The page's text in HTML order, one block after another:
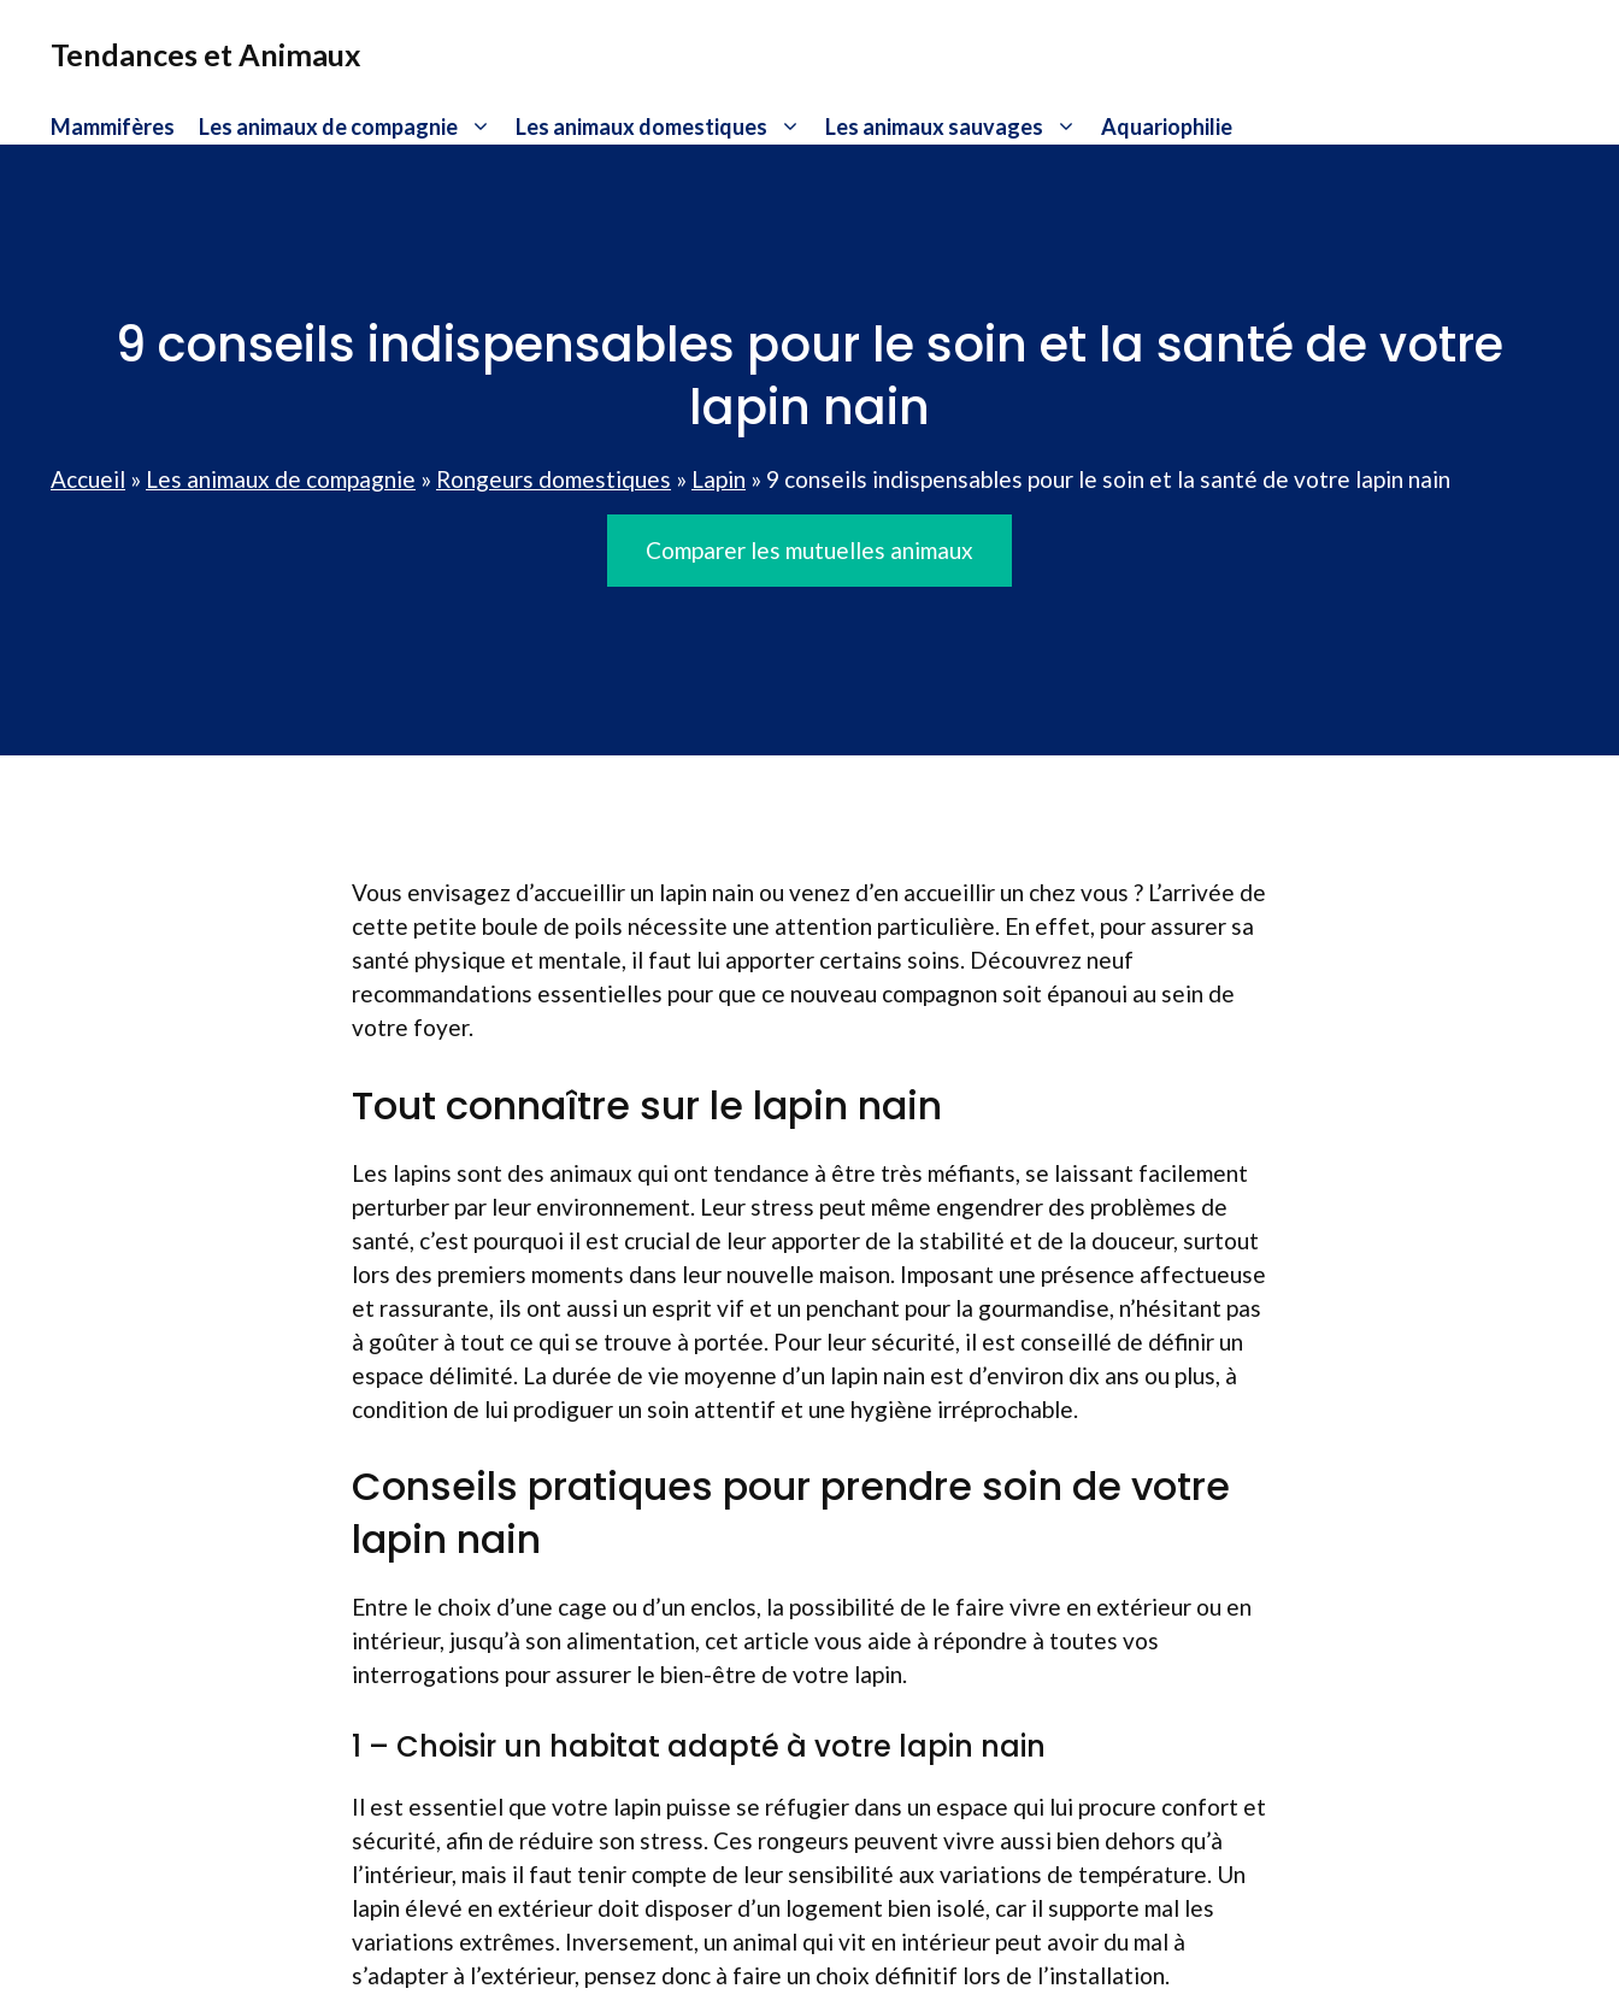
Tendances et Animaux
Mammifères Les animaux de compagnie Les animaux domestiques Les animaux sauvages Aquariophilie
9 conseils indispensables pour le soin et la santé de votre
lapin nain
Accueil » Les animaux de compagnie » Rongeurs domestiques » Lapin » 9 conseils indispensables pour le soin et la santé de votre lapin nain
Comparer les mutuelles animaux
Vous envisagez d’accueillir un lapin nain ou venez d’en accueillir un chez vous ? L’arrivée de
cette petite boule de poils nécessite une attention particulière. En effet, pour assurer sa
santé physique et mentale, il faut lui apporter certains soins. Découvrez neuf
recommandations essentielles pour que ce nouveau compagnon soit épanoui au sein de
votre foyer.
Tout connaître sur le lapin nain
Les lapins sont des animaux qui ont tendance à être très méfiants, se laissant facilement
perturber par leur environnement. Leur stress peut même engendrer des problèmes de
santé, c’est pourquoi il est crucial de leur apporter de la stabilité et de la douceur, surtout
lors des premiers moments dans leur nouvelle maison. Imposant une présence affectueuse
et rassurante, ils ont aussi un esprit vif et un penchant pour la gourmandise, n’hésitant pas
à goûter à tout ce qui se trouve à portée. Pour leur sécurité, il est conseillé de définir un
espace délimité. La durée de vie moyenne d’un lapin nain est d’environ dix ans ou plus, à
condition de lui prodiguer un soin attentif et une hygiène irréprochable.
Conseils pratiques pour prendre soin de votre
lapin nain
Entre le choix d’une cage ou d’un enclos, la possibilité de le faire vivre en extérieur ou en
intérieur, jusqu’à son alimentation, cet article vous aide à répondre à toutes vos
interrogations pour assurer le bien-être de votre lapin.
1 – Choisir un habitat adapté à votre lapin nain
Il est essentiel que votre lapin puisse se réfugier dans un espace qui lui procure confort et
sécurité, afin de réduire son stress. Ces rongeurs peuvent vivre aussi bien dehors qu’à
l’intérieur, mais il faut tenir compte de leur sensibilité aux variations de température. Un
lapin élevé en extérieur doit disposer d’un logement bien isolé, car il supporte mal les
variations extrêmes. Inversement, un animal qui vit en intérieur peut avoir du mal à
s’adapter à l’extérieur, pensez donc à faire un choix définitif lors de l’installation.